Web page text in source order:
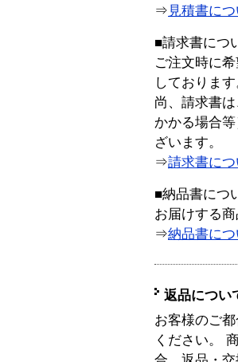
⇒ 見積書に
■請求書につ
ご注文時に
しております
尚、請求書
かかる場合
ざいます。
⇒請求書に
■納品書につ
お届けする
⇒納品書に
返品につい
お客様のご
ください。